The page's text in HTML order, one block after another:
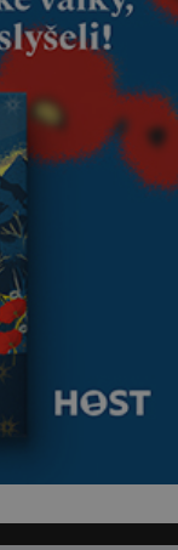
dávných lidí
zachovalá,
zdejším
podmínkám.
písky a